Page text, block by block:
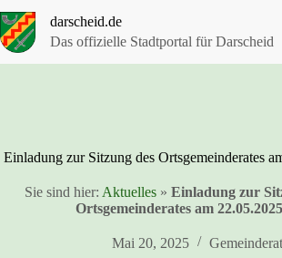
Inhalt
springen
darscheid.de
Das offizielle Stadtportal für Darscheid
Einladung zur Sitzung des Ortsgemeinderates
Sie sind hier: Aktuelles »Einladung zur
Ortsgemeinderates am 22.05.2025
Mai 20, 2025 Gemeinderat